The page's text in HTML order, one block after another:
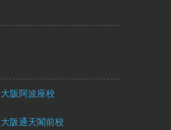
大阪阿波座校
大阪通天閣前校